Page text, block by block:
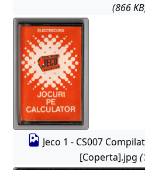
(866
Jeco 1 - CS007
[Coperta].jpg